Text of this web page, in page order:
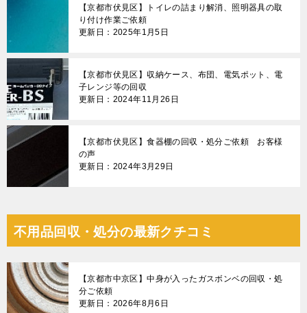
【京都市伏見区】トイレの詰まり解消、照明器具の取
り付け作業ご依頼
更新日：2025年1月5日
【京都市伏見区】収納ケース、布団、電気ポット、電
子レンジ等の回収
更新日：2024年11月26日
【京都市伏見区】食器棚の回収・処分ご依頼 お客様
の声
更新日：2024年3月29日
不用品回収・処分の最新クチコミ
【京都市中京区】中身が入ったガスボンベの回収・処
分ご依頼
更新日：2026年8月6日